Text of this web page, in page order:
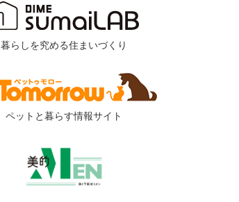
暮らしを究める住まいづくり
ペットと暮らす情報サイト